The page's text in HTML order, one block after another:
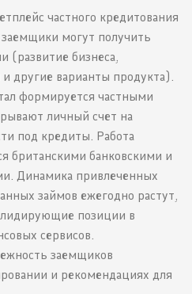
частного кредитования
могут получить
(развитие бизнеса,
другие варианты продукта).
формируется частными
личный счет на
под кредиты. Работа
британскими банковскими и
Динамика привлеченных
займов ежегодно растут,
лидирующие позиции в
сервисов.
заемщиков
и рекомендациях для